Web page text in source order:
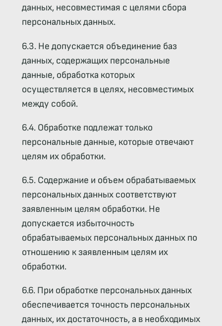
данных, несовместимая с целями сбора
персональных данных.
6.3. Не допускается объединение баз
данных, содержащих персональные
данные, обработка которых
осуществляется в целях, несовместимых
между собой.
6.4. Обработке подлежат только
персональные данные, которые отвечают
целям их обработки.
6.5. Содержание и объем обрабатываемых
персональных данных соответствуют
заявленным целям обработки. Не
допускается избыточность
обрабатываемых персональных данных по
отношению к заявленным целям их
обработки.
6.6. При обработке персональных данных
обеспечивается точность персональных
данных, их достаточность, а в необходимых